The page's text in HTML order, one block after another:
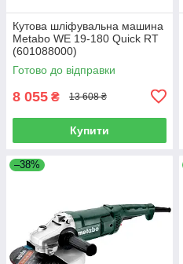
Кутова шліфувальна машина
Metabo WE 19-180 Quick RT
(601088000)
Готово до відправки
8 055 ₴ 13 608 ₴
Купити
–38%